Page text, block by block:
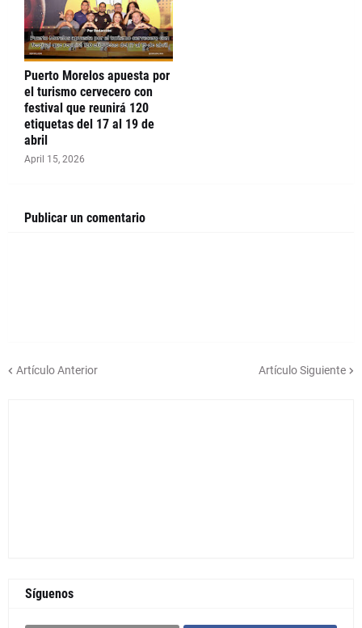
Puerto Morelos apuesta por
el turismo cervecero con
festival que reunirá 120
etiquetas del 17 al 19 de
abril
April 15, 2026
Publicar un comentario
Artículo Anterior Artículo Siguiente
Síguenos